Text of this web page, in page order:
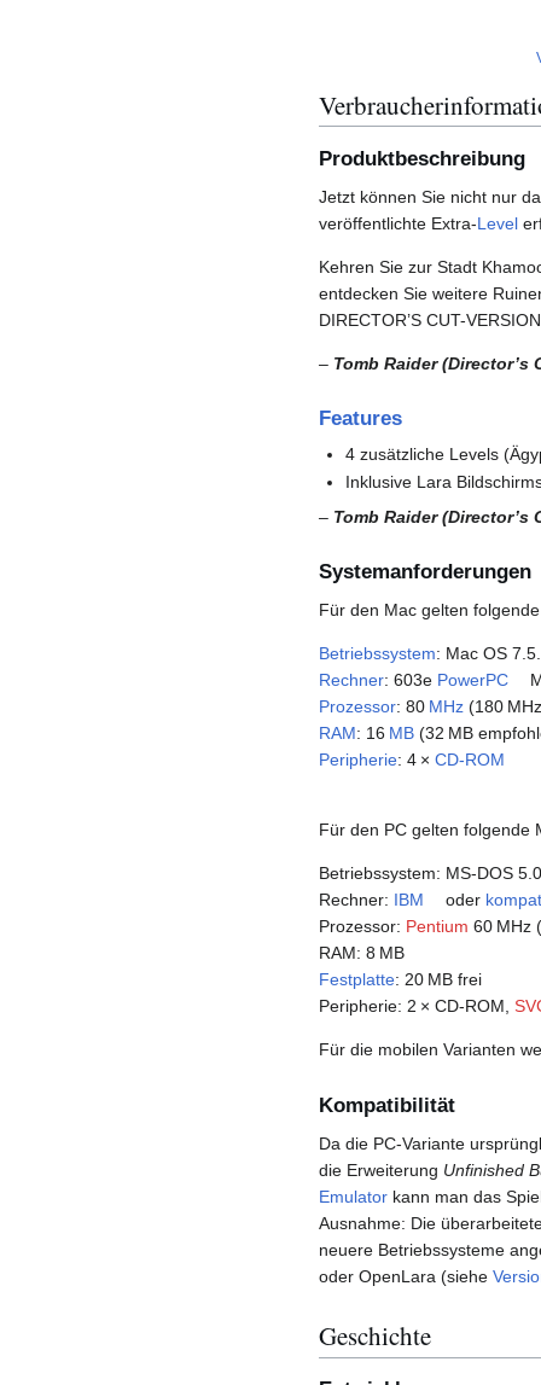
Produktbeschreibung
Jetzt können Sie nicht nur
veröffentlichte Extra-Level
Kehren Sie zur Stadt
entdecken Sie weitere
DIRECTOR’S CUT-
– Tomb Raider (Director’s
Features
4 zusätzliche Levels
Inklusive Lara
– Tomb Raider (Director’s
Systemanforderungen
Für den Mac gelten
Betriebssystem: Mac OS
Rechner: 603e PowerPC
Prozessor: 80 MHz (180
RAM: 16 MB (32 MB
Peripherie: 4 × CD-ROM
Für den PC gelten folgende
Betriebssystem: MS-DOS
Rechner: IBM oder
Prozessor: Pentium 60 MHz
RAM: 8 MB
Festplatte: 20 MB frei
Peripherie: 2 × CD-ROM,
Für die mobilen Varianten
Kompatibilität
Da die PC-Variante
die Erweiterung Unfinished
Emulator kann man das
Ausnahme: Die
neuere Betriebssysteme
oder OpenLara (siehe
Geschichte